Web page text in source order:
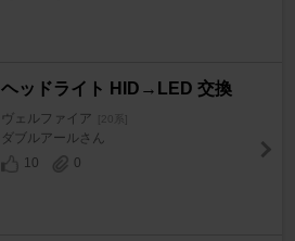
ヘッドライト HID→LED 交換
ヴェルファイア [20系]
ダブルアールさん
10
0